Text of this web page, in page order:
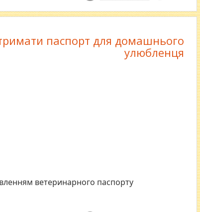
паспорт для домашнього
улюбленця
ветеринарного паспорту